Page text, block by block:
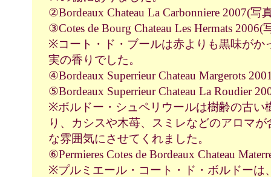
②Bordeaux Chateau La Carbonniere 2007(写
③Cotes de Bourg Chateau Les Hermats
※コート・ド・ブールは赤よりも黒味がか
実の香りでした。
④Bordeaux Superrieur Chateau Margerots
⑤Bordeaux Superrieur Chateau La Roudier
※ボルドー・シュペリウールは樹齢の古い
り、カシスや木苺、スミレなどのアロマ
な雰囲気にさせてくれました。
⑥Permieres Cotes de Bordeaux Chateau
※プルミエール・コート・ド・ボルドーは